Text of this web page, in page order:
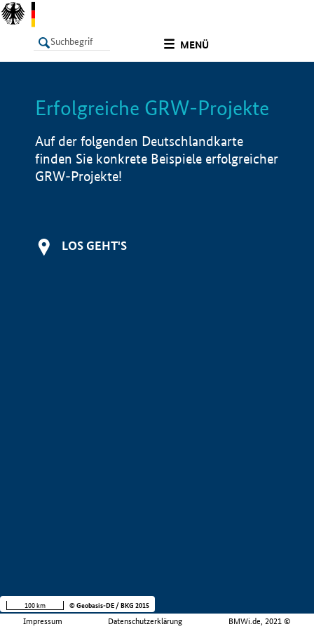
MENÜ
LISTE Info
Erfolgreiche GRW-Projekte
Auf der folgenden Deutschlandkarte
finden Sie konkrete Beispiele erfolgreicher
GRW-Projekte!
LOS GEHT'S
Impressum Datenschutzerklärung BMWi.de, 2021 ©
100 km © Geobasis-DE / BKG 2015